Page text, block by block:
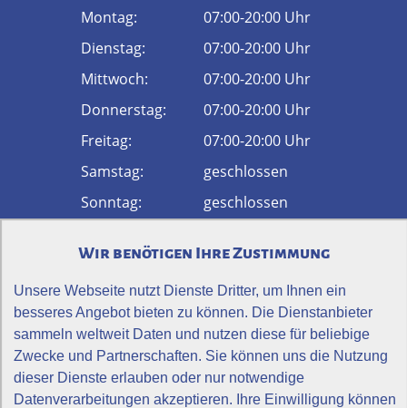
Montag:
07:00-20:00 Uhr
Dienstag:
07:00-20:00 Uhr
Mittwoch:
07:00-20:00 Uhr
Donnerstag:
07:00-20:00 Uhr
Freitag:
07:00-20:00 Uhr
Samstag:
geschlossen
Sonntag:
geschlossen
Physiotherapie Vital
52Bewertungen auf ProvenExpert.com
Anfahrt
Wir benötigen Ihre Zustimmung
Unsere Webseite nutzt Dienste Dritter, um Ihnen ein
besseres Angebot bieten zu können. Die Dienstanbieter
sammeln weltweit Daten und nutzen diese für beliebige
Zwecke und Partnerschaften. Sie können uns die Nutzung
dieser Dienste erlauben oder nur notwendige
Datenverarbeitungen akzeptieren. Ihre Einwilligung können